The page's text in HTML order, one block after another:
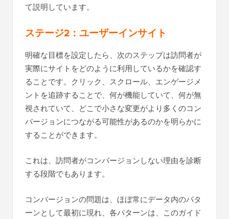
て説明しています。
ステージ2：ユーザーインサイト
明確な目標を設定したら、次のステップは訪問者が
実際にサイトをどのように利用しているかを確認す
ることです。クリック、スクロール、エンゲージメ
ントを追跡することで、何が機能していて、何が無
視されていて、どこで小さな変更がより多くのコン
バージョンにつながる可能性があるのかを明らかに
することができます。
これは、訪問者がコンバージョンしない理由を診断
する段階でもあります。
コンバージョンの問題は、ほぼ常にデータ内のパタ
ーンとして最初に現れ、各パターンは、このガイド